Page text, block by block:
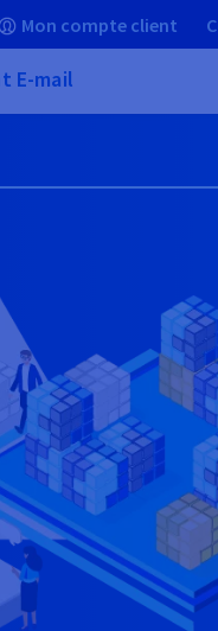
Mon compte client
E-mail